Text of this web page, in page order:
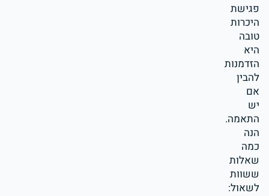
פגישת
היכרות
טובה
היא
הזדמנות
להבין
אם
יש
התאמה.
הנה
כמה
שאלות
ששוות
לשאול: